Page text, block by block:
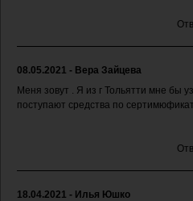
08.05.2021 - Вера Зайцева
Меня зовут . Я из г Тольятти мне бы
поступают средства по
18.04.2021 - Илья Юшко